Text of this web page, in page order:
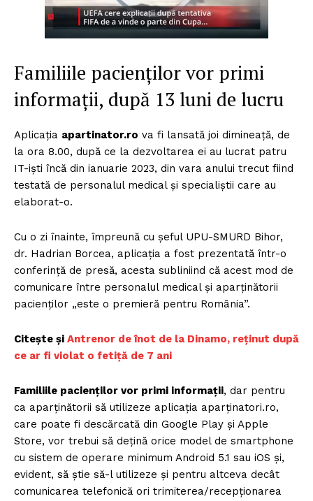
Familiile pacienților vor primi
informații, după 13 luni de lucru
Aplicația apartinator.ro va fi lansată joi dimineață, de
la ora 8.00, după ce la dezvoltarea ei au lucrat patru
IT-iști încă din ianuarie 2023, din vara anului trecut fiind
testată de personalul medical și specialiștii care au
elaborat-o.
Cu o zi înainte, împreună cu șeful UPU-SMURD Bihor,
dr. Hadrian Borcea, aplicația a fost prezentată într-o
conferință de presă, acesta subliniind că acest mod de
comunicare între personalul medical și aparținătorii
pacienților „este o premieră pentru România”.
Citește și Antrenor de înot de la Dinamo, reținut după
ce ar fi violat o fetiță de 7 ani
Familiile pacienților vor primi informații, dar pentru
ca aparținătorii să utilizeze aplicația aparținatori.ro,
care poate fi descărcată din Google Play și Apple
Store, vor trebui să dețină orice model de smartphone
cu sistem de operare minimum Android 5.1 sau iOS și,
evident, să știe să-l utilizeze și pentru altceva decât
comunicarea telefonică ori trimiterea/recepționarea